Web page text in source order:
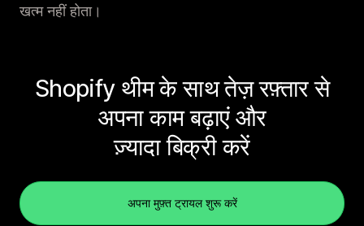
खत्म नहीं होता।
Shopify थीम के साथ तेज़ रफ़्तार से
अपना काम बढ़ाएं और
ज़्यादा बिक्री करें
अपना मुफ़्त ट्रायल शुरू करें